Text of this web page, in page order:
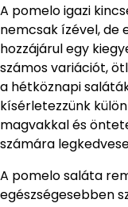
A pomelo igazi
nemcsak ízével, de
hozzájárul egy
számos variációt,
a hétköznapi
kísérletezzünk
magvakkal és
számára
A pomelo saláta
egészségesebben